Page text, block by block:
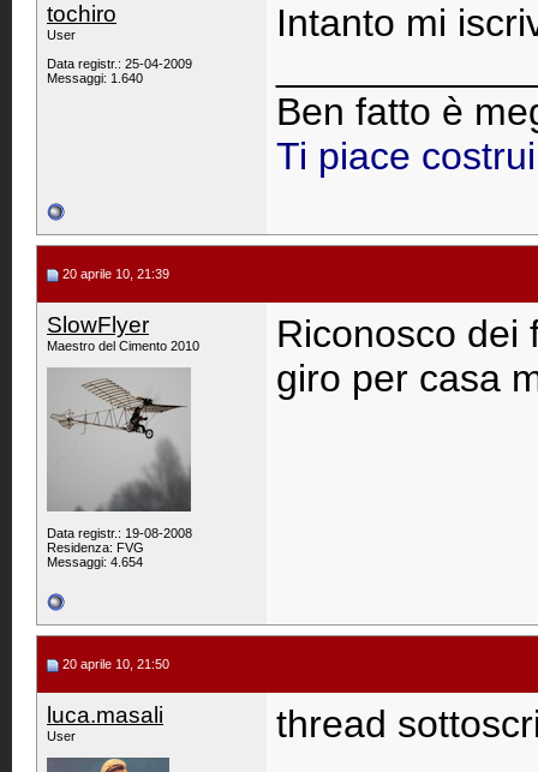
tochiro
User
Data registr.: 25-04-2009
Messaggi: 1.640
Intanto mi
Ben fatto è
Ti piace
20 aprile 10, 21:39
SlowFlyer
Maestro del Cimento 2010
Data registr.: 19-08-2008
Residenza: FVG
Messaggi: 4.654
Riconosco dei
giro per casa
20 aprile 10, 21:50
luca.masali
User
thread